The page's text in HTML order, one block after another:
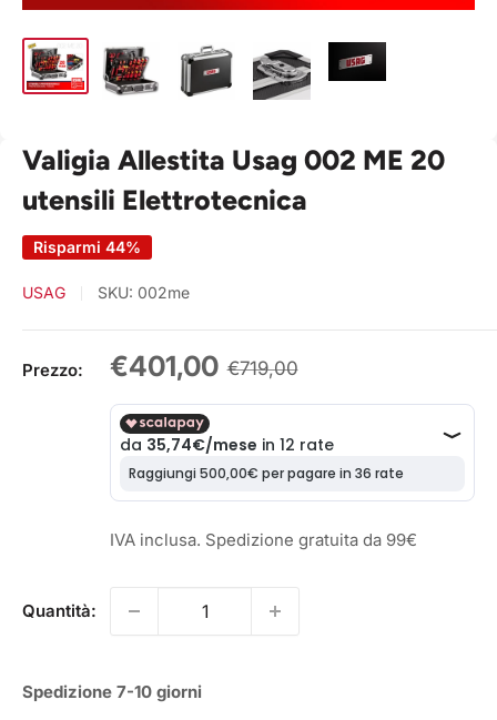
Valigia Allestita Usag 002 ME 20
utensili Elettrotecnica
Risparmi 44%
USAG SKU: 002me
Prezzo:
Prezzo
€401,00 Prezzo
€719,00
IVA inclusa. Spedizione gratuita da 99€
Quantità:
Spedizione 7-10 giorni